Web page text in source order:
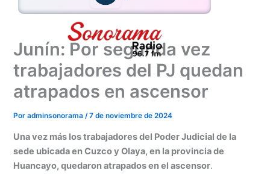
Junín: Por segunda vez
trabajadores del PJ quedan
atrapados en ascensor
Poradminsonorama/7 de noviembre de 2024
Una vez más los trabajadores del Poder Judicial de la
sede ubicada en Cuzco y Olaya, en la provincia de
Huancayo, quedaron atrapados en el ascensor.